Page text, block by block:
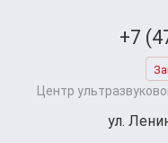
+7
Центр
ул.